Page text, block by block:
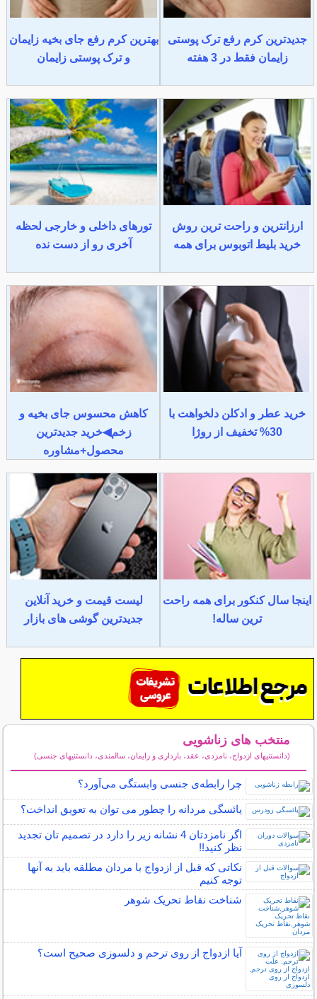
جدیدترین کرم رفع ترک پوستی
زایمان فقط در 3 هفته
بهترین کرم رفع جای بخیه زایمان
و ترک پوستی زایمان
ارزانترین و راحت ترین روش
خرید بلیط اتوبوس برای همه
تورهای داخلی و خارجی لحظه
آخری رو از دست نده
خرید عطر و ادکلن دلخواهت با
30% تخفیف از روژا
کاهش محسوس جای بخیه و
زخم◀خرید جدیدترین
محصول+مشاوره
اینجا سال کنکور برای همه راحت
ترین ساله!
لیست قیمت و خرید آنلاین
جدیدترین گوشی های بازار
منتخب های زناشویی
(دانستنیهای ازدواج، نامزدی، عقد، بارداری و زایمان، سالمندی، دانستنیهای جنسی)
چرا رابطه‌ی جنسی وابستگی می‌آورد؟
یائسگی مردانه را چطور می توان به تعویق انداخت؟
اگر نامزدتان 4 نشانه زیر را دارد در تصمیم تان تجدید
نظر کنید!!
نکاتی که قبل از ازدواج با مردان مطلقه باید به آنها
توجه کنیم
شناخت نقاط تحریک شوهر
آیا ازدواج از روی ترحم و دلسوزی صحیح است؟